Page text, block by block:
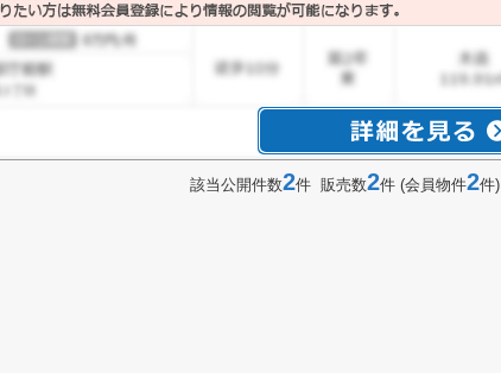
該当公開件数2件 販売数2件 (会員物件2件)